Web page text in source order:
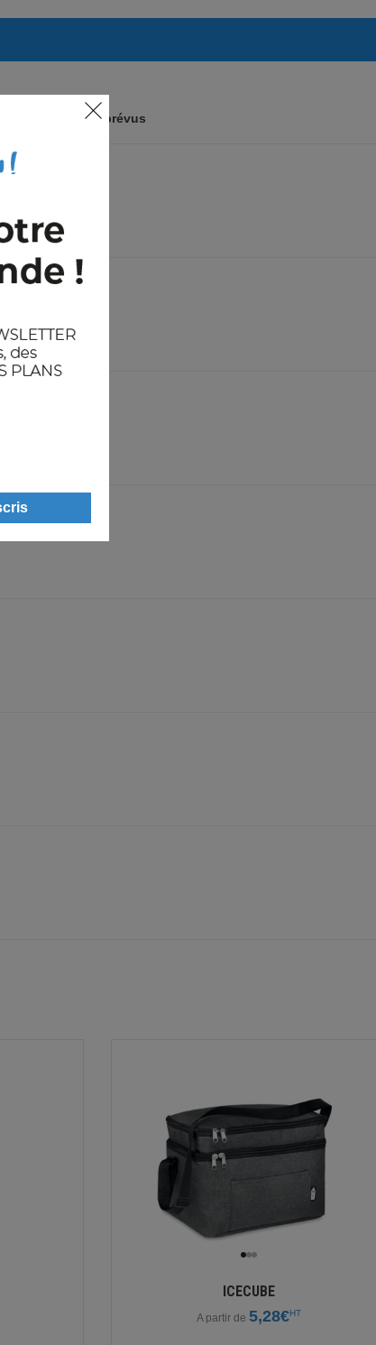
Arrivages prévus
ICECUBE
A partir de 5,28€HT